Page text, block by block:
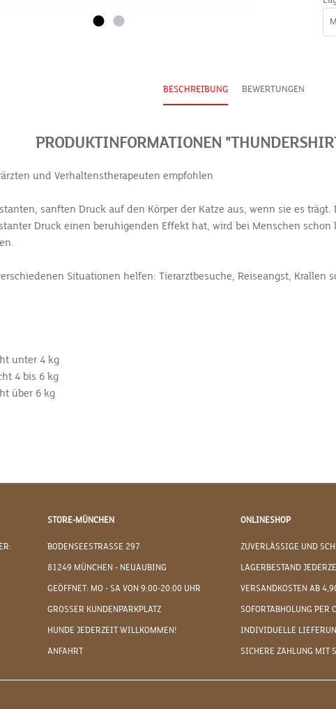
BESCHREIBUNG BEWERTUNGEN
PRODUKTINFORMATIONEN
und Verhaltenstherapeuten empfohlen
sanften Druck auf den Körper der Katze aus, wenn sie es
Druck einen beruhigenden Effekt hat, wird bei Menschen
Situationen helfen: Tierarztbesuche, Reiseangst, Krallen
unter 4 kg
4 bis 6 kg
über 6 kg
STORE-MÜNCHEN
BODENSEESTRASSE 297
81249 MÜNCHEN - NEUAUBING
GEÖFFNET: MO - SA VON 9:00-20:00 UHR
GROSSER KUNDENPARKPLATZ
HUNDE JEDERZEIT WILLKOMMEN!
ANFAHRT
ONLINESHOP
ZUVERLÄSSIGE UND
LAGERBESTAND
VERSANDKOSTEN AB
SOFORTABHOLUNG PER
INDIVIDUELLE
SICHERE ZAHLUNG MIT